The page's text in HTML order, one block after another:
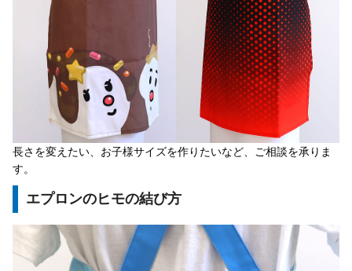
長さを変えたい、お子様サイズを作りたいなど、ご相談を承りま
す。
エプロンのヒモの結び方